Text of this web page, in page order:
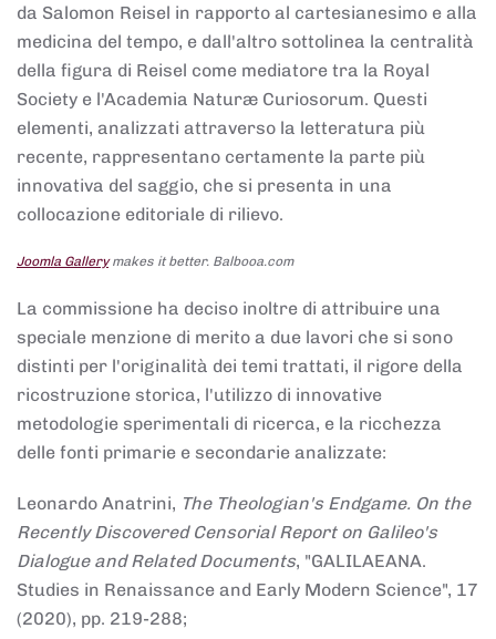
da Salomon Reisel in rapporto al cartesianesimo e alla
medicina del tempo, e dall'altro sottolinea la centralità
della figura di Reisel come mediatore tra la Royal
Society e l'Academia Naturæ Curiosorum. Questi
elementi, analizzati attraverso la letteratura più
recente, rappresentano certamente la parte più
innovativa del saggio, che si presenta in una
collocazione editoriale di rilievo.
Joomla Gallerymakes it better. Balbooa.com
La commissione ha deciso inoltre di attribuire una
speciale menzione di merito a due lavori che si sono
distinti per l'originalità dei temi trattati, il rigore della
ricostruzione storica, l'utilizzo di innovative
metodologie sperimentali di ricerca, e la ricchezza
delle fonti primarie e secondarie analizzate:
Leonardo Anatrini, The Theologian's Endgame. On the
Recently Discovered Censorial Report on Galileo's
Dialogue and Related Documents, "GALILAEANA.
Studies in Renaissance and Early Modern Science", 17
(2020), pp. 219-288;